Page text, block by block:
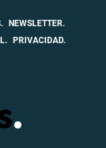
NEWSLETTER.
PRIVACIDAD.